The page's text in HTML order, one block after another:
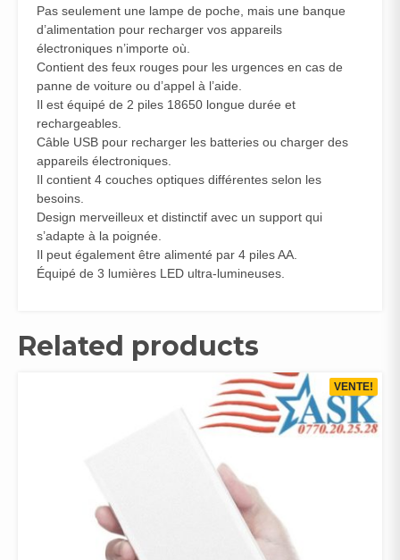
Pas seulement une lampe de poche, mais une banque
d’alimentation pour recharger vos appareils
électroniques n’importe où.
Contient des feux rouges pour les urgences en cas de
panne de voiture ou d’appel à l’aide.
Il est équipé de 2 piles 18650 longue durée et
rechargeables.
Câble USB pour recharger les batteries ou charger des
appareils électroniques.
Il contient 4 couches optiques différentes selon les
besoins.
Design merveilleux et distinctif avec un support qui
s’adapte à la poignée.
Il peut également être alimenté par 4 piles AA.
Équipé de 3 lumières LED ultra-lumineuses.
Related products
VENTE!